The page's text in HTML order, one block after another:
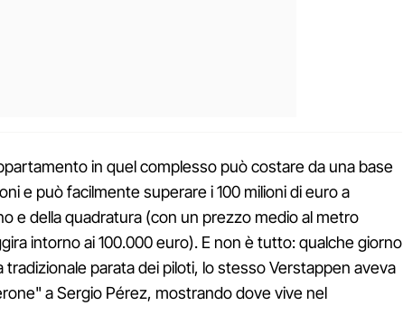
in quel complesso può costare da una base
e può facilmente superare i 100 milioni di euro a
e della quadratura (con un prezzo medio al metro
intorno ai 100.000 euro). E non è tutto: qualche giorno
tradizionale parata dei piloti, lo stesso Verstappen aveva
a Sergio Pérez, mostrando dove vive nel